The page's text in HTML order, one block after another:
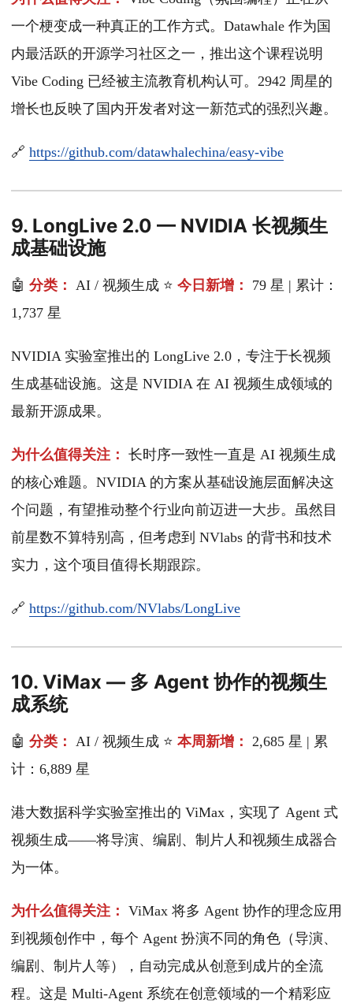
一个梗变成一种真正的工作方式。Datawhale 作为国
内最活跃的开源学习社区之一，推出这个课程说明
Vibe Coding 已经被主流教育机构认可。2942 周星的
增长也反映了国内开发者对这一新范式的强烈兴趣。
🔗 https://github.com/datawhalechina/easy-vibe
9. LongLive 2.0 — NVIDIA 长视频生
成基础设施
🤖 分类： AI / 视频生成 ⭐ 今日新增：
79 星 | 累计：
1,737 星
NVIDIA 实验室推出的 LongLive 2.0，专注于长视频
生成基础设施。这是 NVIDIA 在 AI 视频生成领域的
最新开源成果。
为什么值得关注： 长时序一致性一直是 AI 视频生成
的核心难题。NVIDIA 的方案从基础设施层面解决这
个问题，有望推动整个行业向前迈进一大步。虽然目
前星数不算特别高，但考虑到 NVlabs 的背书和技术
实力，这个项目值得长期跟踪。
🔗 https://github.com/NVlabs/LongLive
10. ViMax — 多 Agent 协作的视频生
成系统
🤖 分类： AI / 视频生成 ⭐ 本周新增： 2,685 星 | 累
计：6,889 星
港大数据科学实验室推出的 ViMax，实现了 Agent 式
视频生成——将导演、编剧、制片人和视频生成器合
为一体。
为什么值得关注： ViMax 将多 Agent 协作的理念应用
到视频创作中，每个 Agent 扮演不同的角色（导演、
编剧、制片人等），自动完成从创意到成片的全流
程。这是 Multi-Agent 系统在创意领域的一个精彩应